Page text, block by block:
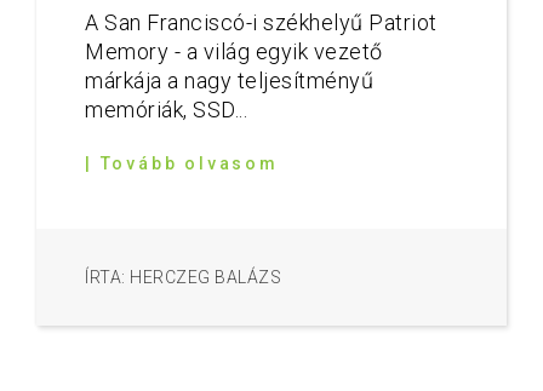
A San Franciscó-i székhelyű Patriot
Memory - a világ egyik vezető
márkája a nagy teljesítményű
memóriák, SSD...
| Tovább olvasom
ÍRTA: HERCZEG BALÁZS